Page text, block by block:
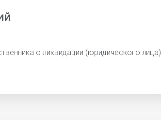
о ликвидации (юридического лица)